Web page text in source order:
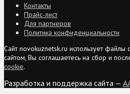
Контакты
Прайс-лист
Для партнеров
Политика конфиденциальности
Сайт novokuznetsk.ru использует
сайтом, Вы соглашаетесь на сбор и
cookie.
Разработка и поддержка сайта —